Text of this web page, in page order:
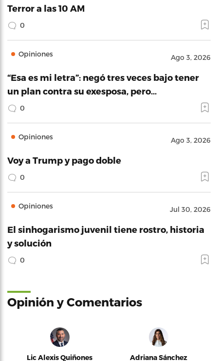
Terror a las 10 AM
0
Opiniones Ago 3, 2026
“Esa es mi letra”: negó tres veces bajo tener
un plan contra su exesposa, pero…
0
Opiniones Ago 3, 2026
Voy a Trump y pago doble
0
Opiniones Jul 30, 2026
El sinhogarismo juvenil tiene rostro, historia
y solución
0
Opinión y Comentarios
Lic Alexis Quiñones Adriana Sánchez